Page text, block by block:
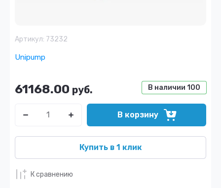
Артикул: 73232
Unipump
В наличии 100
61168.00 руб.
В корзину
Купить в 1 клик
К сравнению